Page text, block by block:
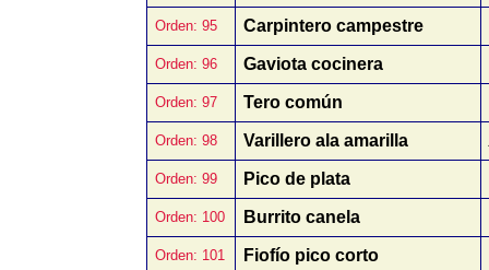
Orden: 95 Carpintero campestre
Orden: 96 Gaviota cocinera
Orden: 97 Tero común
Orden: 98 Varillero ala amarilla
Orden: 99 Pico de plata
Orden: 100 Burrito canela
Orden: 101 Fiofío pico corto